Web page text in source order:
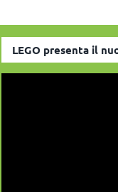
LEGO presenta il